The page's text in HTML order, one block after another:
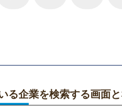
る企業を検索する画面と